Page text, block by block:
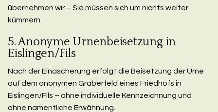
übernehmen wir – Sie müssen sich um nichts weiter
kümmern.
5. Anonyme Urnenbeisetzung in
Eislingen/Fils
Nach der Einäscherung erfolgt die Beisetzung der Urne
auf dem anonymen Gräberfeld eines Friedhofs in
Eislingen/Fils – ohne individuelle Kennzeichnung und
ohne namentliche Erwähnung.